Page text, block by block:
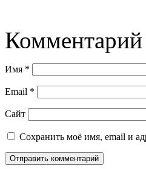
Комментарий
Имя *
Email *
Сайт
Сохранить моё имя, email и